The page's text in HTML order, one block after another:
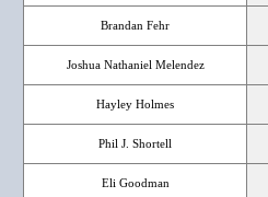
Brandan Fehr
Joshua Nathaniel Melendez
Hayley Holmes
Phil J. Shortell
Eli Goodman